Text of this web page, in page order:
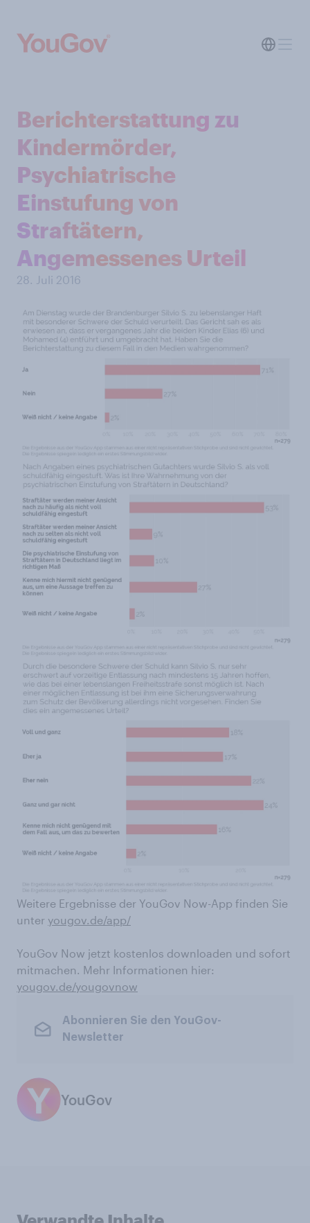
Berichterstattung zu
Kindermörder,
Psychiatrische
Einstufung von
Straftätern,
Angemessenes Urteil
28. Juli 2016
Weitere Ergebnisse der YouGov Now-App finden Sie
unter yougov.de/app/
YouGov Now jetzt kostenlos downloaden und sofort
mitmachen. Mehr Informationen hier:
yougov.de/yougovnow
Abonnieren Sie den YouGov-
Newsletter
YouGov